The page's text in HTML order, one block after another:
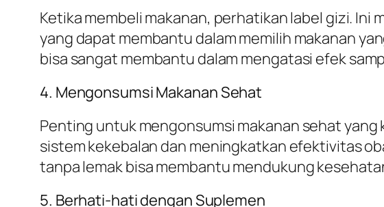
Ketika membeli makanan, perhatikan label gizi.
yang dapat membantu dalam memilih makanan
bisa sangat membantu dalam mengatasi efek
4. Mengonsumsi Makanan Sehat
Penting untuk mengonsumsi makanan sehat
sistem kekebalan dan meningkatkan efektivitas
tanpa lemak bisa membantu mendukung
5. Berhati-hati dengan Suplemen